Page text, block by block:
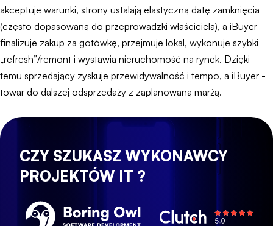
akceptuje warunki, strony ustalają elastyczną datę zamknięcia
(często dopasowaną do przeprowadzki właściciela), a iBuyer
finalizuje zakup za gotówkę, przejmuje lokal, wykonuje szybki
„refresh”/remont i wystawia nieruchomość na rynek. Dzięki
temu sprzedający zyskuje przewidywalność i tempo, a iBuyer -
towar do dalszej odsprzedaży z zaplanowaną marżą.
CZY SZUKASZ WYKONAWCY
PROJEKTÓW IT ?